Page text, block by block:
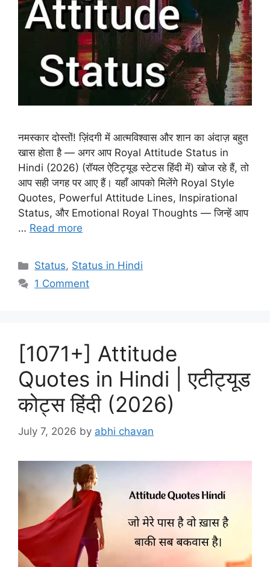
नमस्कार दोस्तों! ज़िंदगी में आत्मविश्वास और शान का अंदाज़ बहुत
खास होता है — अगर आप Royal Attitude Status in
Hindi (2026) (रॉयल ऐटिट्यूड स्टेटस हिंदी में) खोज रहे हैं, तो
आप सही जगह पर आए हैं। यहाँ आपको मिलेंगे Royal Style
Quotes, Powerful Attitude Lines, Inspirational
Status, और Emotional Royal Thoughts — जिन्हें आप
… Read more
Categories
Status, Status in Hindi
1 Comment
[1071+] Attitude
Quotes in Hindi | एटीट्यूड
कोट्स हिंदी (2026)
July 7, 2026 by abhi chavan